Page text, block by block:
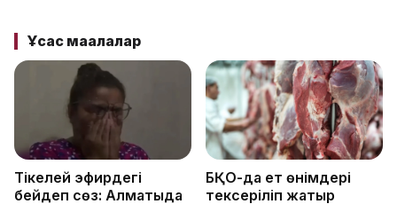
Ұқсас мақалалар
Тікелей эфирдегі
бейәдеп сөз: Алматыда
БҚО-да ет өнімдері
тексеріліп жатыр